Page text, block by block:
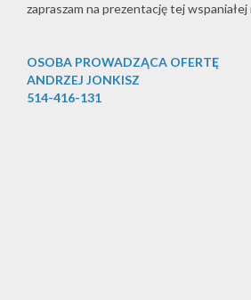
zapraszam na prezentację tej
OSOBA PROWADZĄCA OFERTĘ
ANDRZEJ JONKISZ
514-416-131